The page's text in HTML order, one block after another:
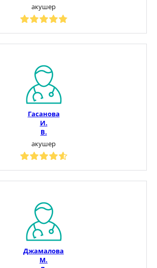
акушер
Гасанова
И.
В.
акушер
Джамалова
М.